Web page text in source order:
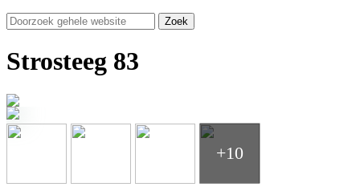
Strosteeg 83
+10